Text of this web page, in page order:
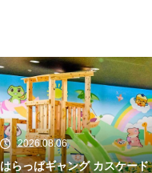
2026.08.04
業務用 屋外 LPガス焚き火台